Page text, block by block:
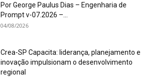
Por George Paulus Dias – Engenharia de
Prompt v-07.2026 –...
04/08/2026
Crea-SP Capacita: liderança, planejamento e
inovação impulsionam o desenvolvimento
regional